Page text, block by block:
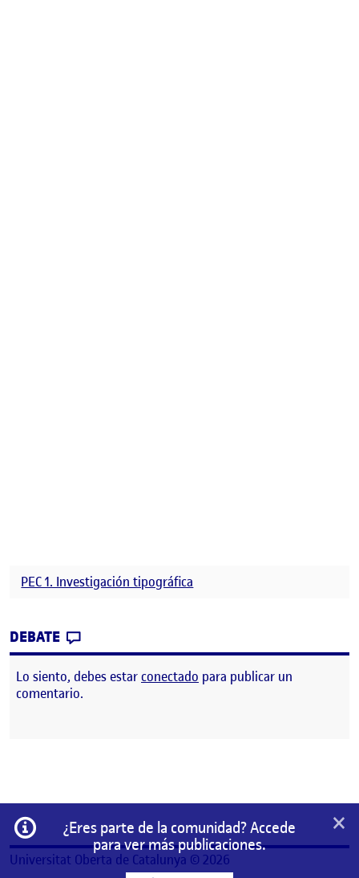
PEC 1. Investigación tipográfica
DEBATE
Lo siento, debes estarconectado para publicar un
comentario.
Información
¿Eres parte de la comunidad? Accede
para ver más publicaciones.
×
Universitat Oberta de Catalunya © 2026